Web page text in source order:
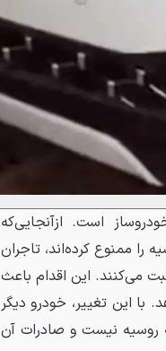
است. ازآنجایی‌که
ممنوع کرده‌اند، تاجران
می‌کنند. این اقدام باعث
با این تغییر، خودرو دیگر
روسیه نیست و صادرات آن